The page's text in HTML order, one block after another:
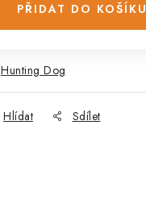
PŘIDAT DO KOŠÍKU
Hunting Dog
Hlídat Sdílet